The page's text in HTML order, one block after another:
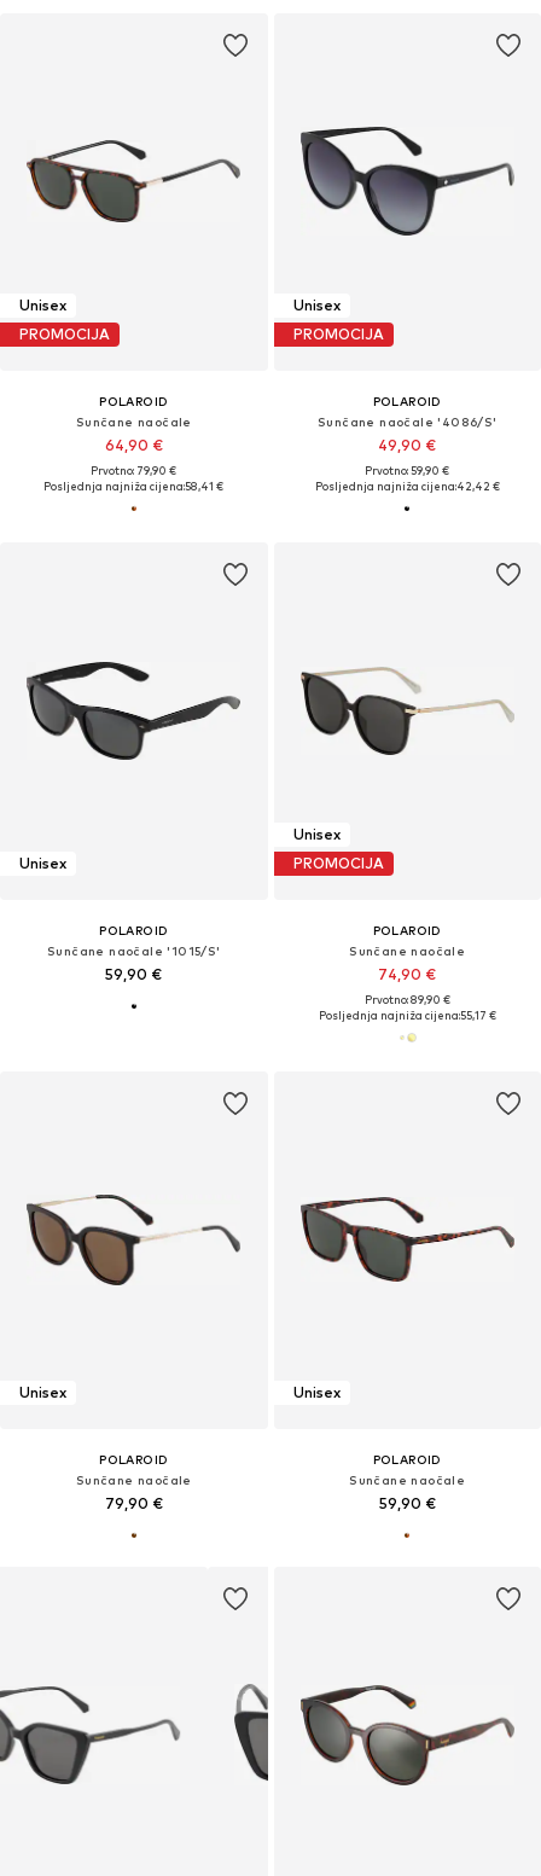
Unisex
PROMOCIJA
POLAROID
Sunčane naočale
64,90 €
Prvotno: 79,90 €
Posljednja najniža cijena:58,41 €
Unisex
PROMOCIJA
POLAROID
Sunčane naočale '4086/S'
49,90 €
Prvotno: 59,90 €
Posljednja najniža cijena:42,42 €
Unisex
POLAROID
Sunčane naočale '1015/S'
59,90 €
Unisex
PROMOCIJA
POLAROID
Sunčane naočale
74,90 €
Prvotno: 89,90 €
Posljednja najniža cijena:55,17 €
Unisex
POLAROID
Sunčane naočale
79,90 €
Unisex
POLAROID
Sunčane naočale
59,90 €